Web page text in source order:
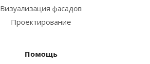
Визуализация фасадов
Проектирование
Помощь